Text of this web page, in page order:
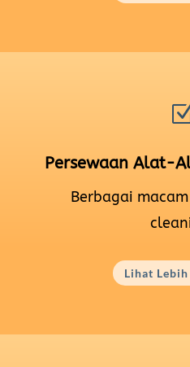
Persewaan Alat-
Berbagai
Lihat